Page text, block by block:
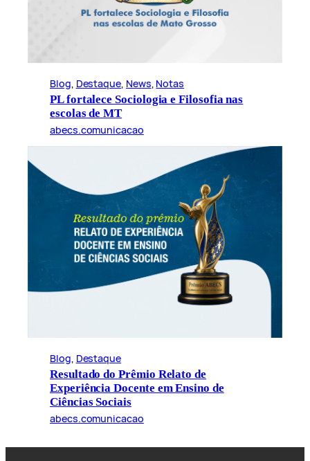
Blog Destaque News Notas
PL fortalece Sociologia e Filosofia nas
escolas de MT
abecs.comunicacao
Blog, Destaque
Resultado do Prêmio Relato de
Experiência Docente em Ensino de
Ciências Sociais
abecs.comunicacao